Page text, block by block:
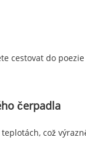
cestovat do
čerpadla
což